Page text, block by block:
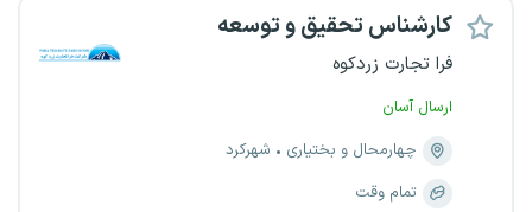
کارشناس تحقیق و توسعه
فرا تجارت زردکوه
ارسال آسان
چهارمحال و بختیاری
شهرکرد
تمام وقت